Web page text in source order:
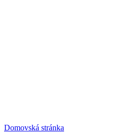
Domovská stránka